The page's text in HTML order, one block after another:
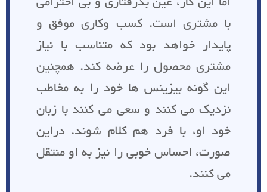
با مشتری است. کسب وکاری موفق و
پایدار خواهد بود که متناسب با نیاز
مشتری محصول را عرضه کند. همچنین
این گونه بیزینس ها خود را به مخاطب
نزدیک می کنند و سعی می کنند با زبان
خود او، با فرد هم کلام شوند. دراین
صورت، احساس خوبی را نیز به او منتقل
می کنند.